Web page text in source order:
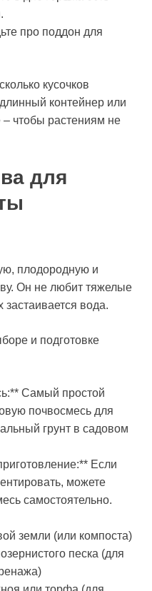
про поддон для
кусочков
контейнер или
– чтобы растениям не
для
плодородную и
Он не любит тяжелые
застаивается вода.
и подготовке
Самый простой
почвосмесь для
грунт в садовом
Если
можете
самостоятельно.
земли (или компоста)
песка (для